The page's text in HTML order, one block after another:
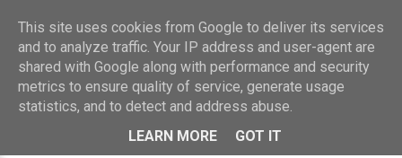
HOME›CONCIERTOS
Miriam Rodríguez presenta su
primera gira de conciertos
This site uses cookies from Google to deliver its services
and to analyze traffic. Your IP address and user-agent are
shared with Google along with performance and security
metrics to ensure quality of service, generate usage
statistics, and to detect and address abuse.
LEARN MORE
GOT IT